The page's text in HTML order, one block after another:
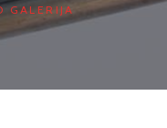
GALERIJA